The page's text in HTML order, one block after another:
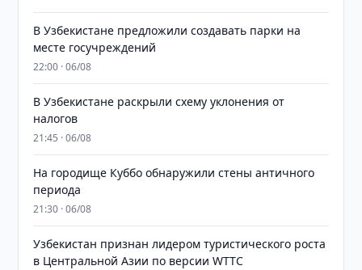
В Узбекистане предложили создавать парки на
месте госучреждений
22:00 · 06/08
В Узбекистане раскрыли схему уклонения от
налогов
21:45 · 06/08
На городище Куббо обнаружили стены античного
периода
21:30 · 06/08
Узбекистан признан лидером туристического роста
в Центральной Азии по версии WTTC